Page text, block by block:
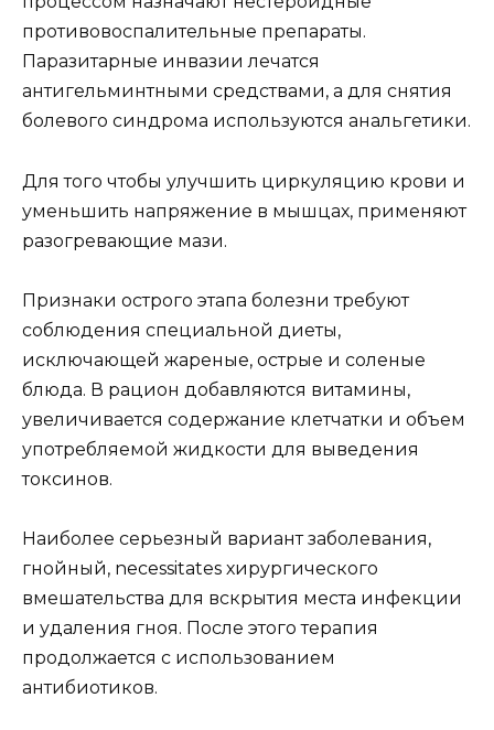
противовоспалительные препараты.
Паразитарные инвазии лечатся
антигельминтными средствами, а для снятия
болевого синдрома используются анальгетики.
Для того чтобы улучшить циркуляцию крови и
уменьшить напряжение в мышцах, применяют
разогревающие мази.
Признаки острого этапа болезни требуют
соблюдения специальной диеты,
исключающей жареные, острые и соленые
блюда. В рацион добавляются витамины,
увеличивается содержание клетчатки и объем
употребляемой жидкости для выведения
токсинов.
Наиболее серьезный вариант заболевания,
гнойный, necessitates хирургического
вмешательства для вскрытия места инфекции
и удаления гноя. После этого терапия
продолжается с использованием
антибиотиков.